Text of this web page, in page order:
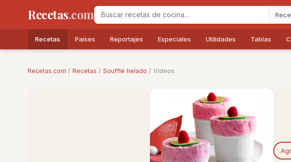
Recetas.com
Recetas Países Reportajes Especiales Utilidades Tablas
Recetas.com / Recetas / Soufflé helado / Videos